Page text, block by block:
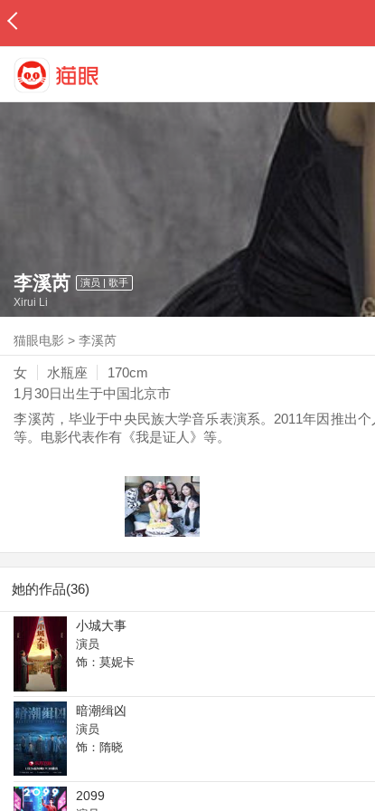
李溪芮 演员 | 歌手
Xirui Li
猫眼电影 >李溪芮
女 水瓶座
170cm
1月30日 出生于中国北京市
李溪芮，毕业于中央民族大学音乐表演系。2011年因推出
等。电影代表作有《我是证人》等。
她的作品(36)
小城大事
演员
饰：莫妮卡
暗潮缉凶
演员
饰：隋晓
2099